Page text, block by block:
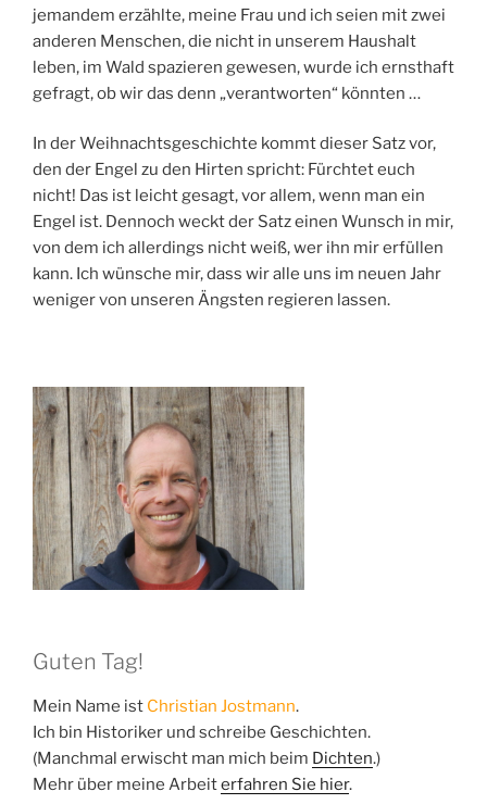
jemandem erzählte, meine Frau und ich seien mit zwei
anderen Menschen, die nicht in unserem Haushalt
leben, im Wald spazieren gewesen, wurde ich ernsthaft
gefragt, ob wir das denn „verantworten“ könnten …
In der Weihnachtsgeschichte kommt dieser Satz vor,
den der Engel zu den Hirten spricht: Fürchtet euch
nicht! Das ist leicht gesagt, vor allem, wenn man ein
Engel ist. Dennoch weckt der Satz einen Wunsch in mir,
von dem ich allerdings nicht weiß, wer ihn mir erfüllen
kann. Ich wünsche mir, dass wir alle uns im neuen Jahr
weniger von unseren Ängsten regieren lassen.
Guten Tag!
Mein Name ist Christian Jostmann.
Ich bin Historiker und schreibe Geschichten.
(Manchmal erwischt man mich beim Dichten.)
Mehr über meine Arbeiterfahren Sie hier.